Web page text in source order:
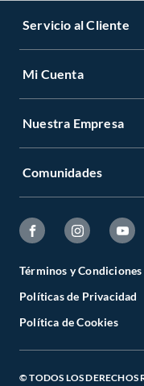
Servicio al Cliente
Mi Cuenta
Nuestra Empresa
Comunidades
Términos y Condiciones
Políticas de Privacidad
Política de Cookies
© TODOS LOS DERECHOS